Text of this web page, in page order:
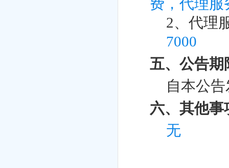
费，代理服
2、代理
7000
五、公告期
自本公
六、其他事
无